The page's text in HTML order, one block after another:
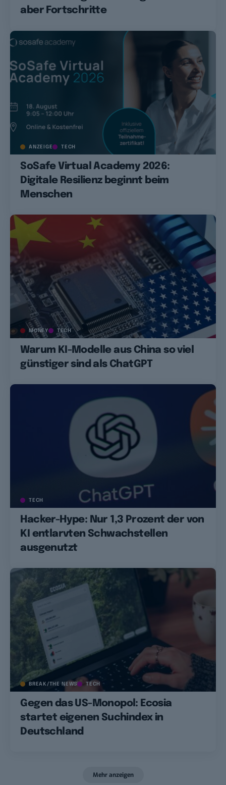
aber Fortschritte
ANZEIGE TECH
SoSafe Virtual Academy 2026:
Digitale Resilienz beginnt beim
Menschen
MONEY TECH
Warum KI-Modelle aus China so viel
günstiger sind als ChatGPT
TECH
Hacker-Hype: Nur 1,3 Prozent der von
KI entlarvten Schwachstellen
ausgenutzt
BREAK/THE NEWS TECH
Gegen das US-Monopol: Ecosia
startet eigenen Suchindex in
Deutschland
Mehr anzeigen